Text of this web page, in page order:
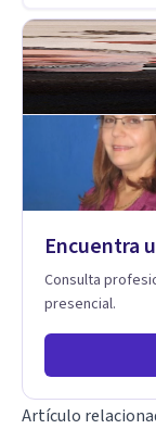
Encuentra
Consulta
presencial.
Artículo